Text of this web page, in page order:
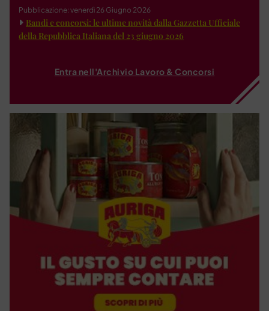
Pubblicazione: venerdì 26 Giugno 2026
Bandi e concorsi: le ultime novità dalla Gazzetta Ufficiale
della Repubblica Italiana del 23 giugno 2026
Entra nell'Archivio Lavoro & Concorsi